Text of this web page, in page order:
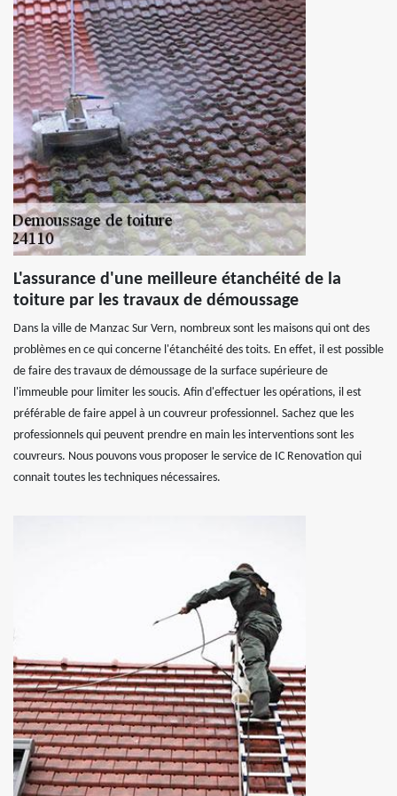
L'assurance d'une meilleure étanchéité de la
toiture par les travaux de démoussage
Dans la ville de Manzac Sur Vern, nombreux sont les maisons qui ont des
problèmes en ce qui concerne l'étanchéité des toits. En effet, il est possible
de faire des travaux de démoussage de la surface supérieure de
l'immeuble pour limiter les soucis. Afin d'effectuer les opérations, il est
préférable de faire appel à un couvreur professionnel. Sachez que les
professionnels qui peuvent prendre en main les interventions sont les
couvreurs. Nous pouvons vous proposer le service de IC Renovation qui
connait toutes les techniques nécessaires.